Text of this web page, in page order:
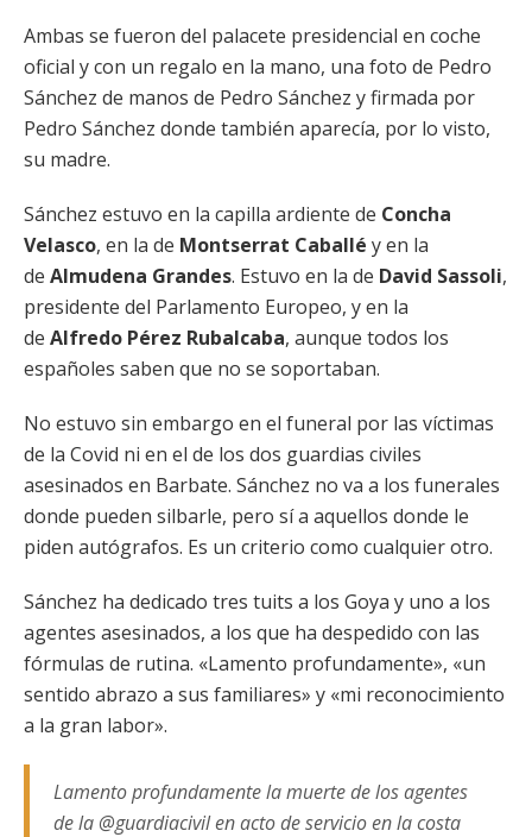
Ambas se fueron del palacete presidencial en coche
oficial y con un regalo en la mano, una foto de Pedro
Sánchez de manos de Pedro Sánchez y firmada por
Pedro Sánchez donde también aparecía, por lo visto,
su madre.
Sánchez estuvo en la capilla ardiente de Concha
Velasco, en la de Montserrat Caballé y en la
de Almudena Grandes. Estuvo en la de David Sassoli,
presidente del Parlamento Europeo, y en la
de Alfredo Pérez Rubalcaba, aunque todos los
españoles saben que no se soportaban.
No estuvo sin embargo en el funeral por las víctimas
de la Covid ni en el de los dos guardias civiles
asesinados en Barbate. Sánchez no va a los funerales
donde pueden silbarle, pero sí a aquellos donde le
piden autógrafos. Es un criterio como cualquier otro.
Sánchez ha dedicado tres tuits a los Goya y uno a los
agentes asesinados, a los que ha despedido con las
fórmulas de rutina. «Lamento profundamente», «un
sentido abrazo a sus familiares» y «mi reconocimiento
a la gran labor».
Lamento profundamente la muerte de los agentes
de la @guardiacivil en acto de servicio en la costa